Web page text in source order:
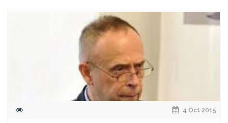
4 Oct 2015